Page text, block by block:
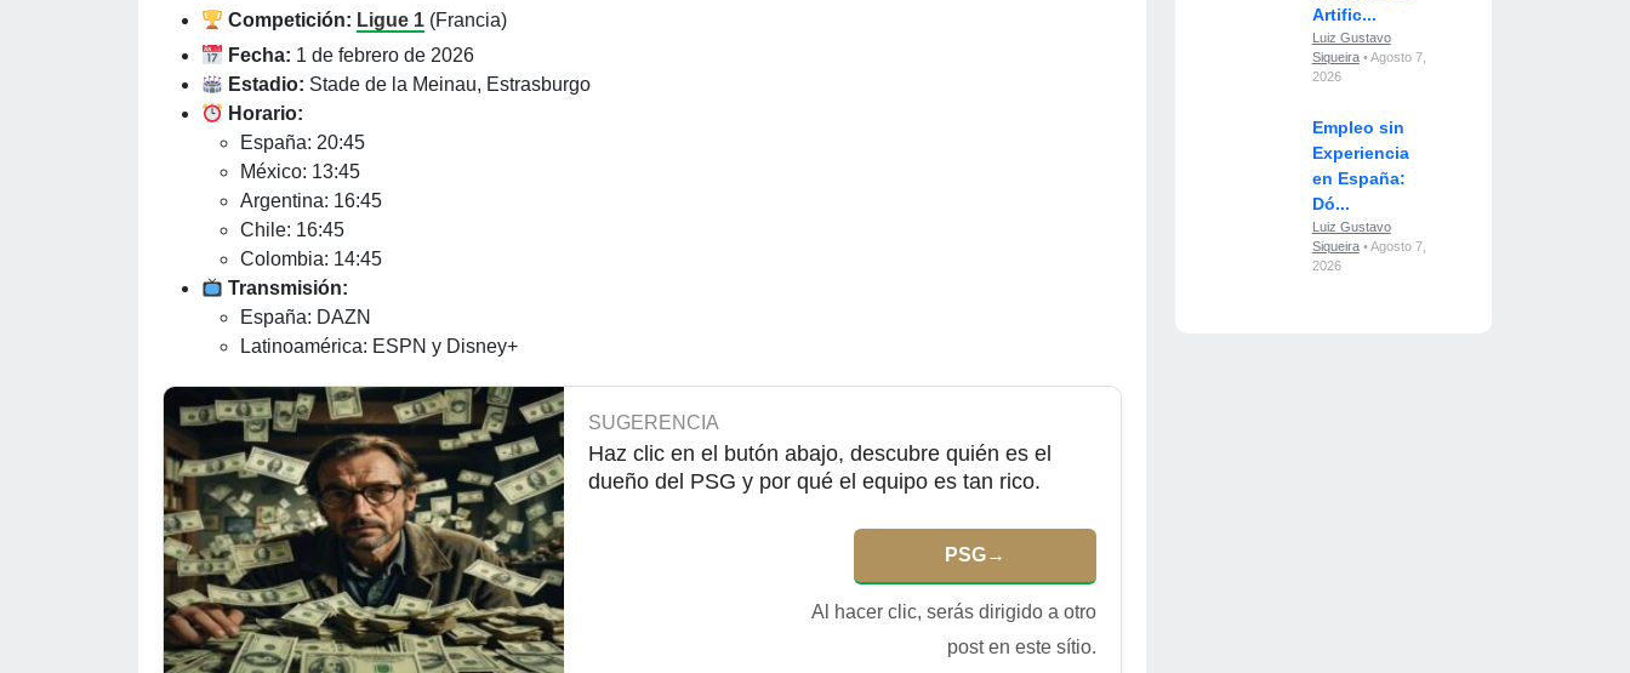
Competición: Ligue 1 (Francia)
Fecha: 1 de febrero de 2026
Estadio: Stade de la Meinau, Estrasburgo
Horario:
España: 20:45
México: 13:45
Argentina: 16:45
Chile: 16:45
Colombia: 14:45
Transmisión:
España: DAZN
Latinoamérica: ESPN y Disney+
SUGERENCIA
Haz clic en el butón abajo, descubre quién es el
dueño del PSG y por qué el equipo es tan rico.
PSG→
Al hacer clic, serás dirigido a otro
post en este sítio.
Artific...
Luiz Gustavo
Siqueira• Agosto 7,
2026
Empleo sin
Experiencia
en España:
Dó...
Luiz Gustavo
Siqueira• Agosto 7,
2026